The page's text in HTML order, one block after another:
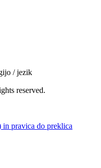
/ jezik
reserved.
in pravica do preklica